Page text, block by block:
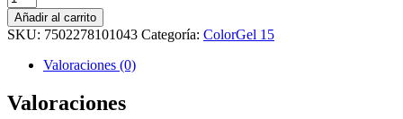
15ml
Color
037
cantidad
Añadir al carrito
SKU: 7502278101043 Categoría: ColorGel 15
Valoraciones (0)
Valoraciones